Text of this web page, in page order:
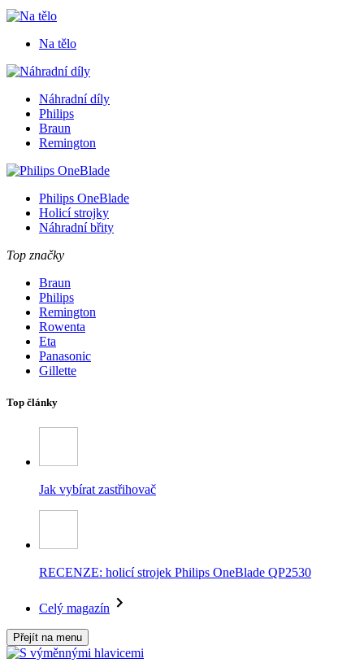
Na tělo
Náhradní díly
Philips
Braun
Remington
Philips OneBlade
Holicí strojky
Náhradní břity
Top značky
Braun
Philips
Remington
Rowenta
Eta
Panasonic
Gillette
Top články
Jak vybírat zastřihovač
RECENZE: holicí strojek Philips OneBlade QP2530
Celý magazín
Přejít na menu